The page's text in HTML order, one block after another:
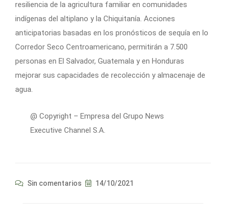
resiliencia de la agricultura familiar en comunidades
indígenas del altiplano y la Chiquitanía. Acciones
anticipatorias basadas en los pronósticos de sequía en lo
Corredor Seco Centroamericano, permitirán a 7.500
personas en El Salvador, Guatemala y en Honduras
mejorar sus capacidades de recolección y almacenaje de
agua.
@ Copyright – Empresa del Grupo News
Executive Channel S.A.
Sin comentarios 14/10/2021